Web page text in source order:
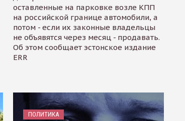
оставленные на парковке возле КПП
на российской границе автомобили, а
потом - если их законные владельцы
не объявятся через месяц - продавать.
Об этом сообщает эстонское издание
ERR
ПОЛИТИКА